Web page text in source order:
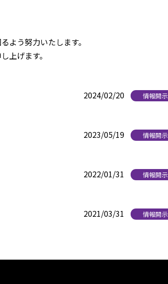
よう努力いたします。
上げます。
2024/02/20 情報開示
2023/05/19 情報開示
2022/01/31 情報開示
2021/03/31 情報開示